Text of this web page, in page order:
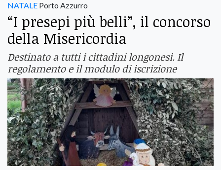
NATALE Porto Azzurro
“I presepi più belli”, il concorso
della Misericordia
Destinato a tutti i cittadini longonesi. Il
regolamento e il modulo di iscrizione